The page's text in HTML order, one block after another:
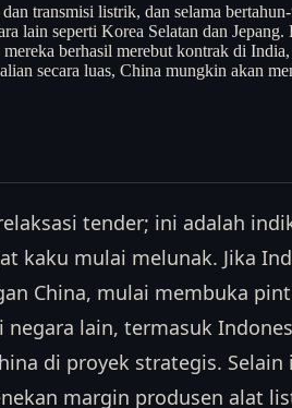
transmisi listrik, dan selama
lain seperti Korea Selatan dan
berhasil merebut kontrak di
secara luas, China mungkin akan
tender; ini adalah
kaku mulai melunak. Jika
China, mulai membuka
lain, termasuk
di proyek strategis.
margin produsen alat